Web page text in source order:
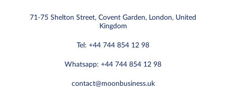
71-75 Shelton Street, Covent Garden, London, United
Kingdom
Tel: +44 744 854 12 98
Whatsapp: +44 744 854 12 98
contact@moonbusiness.uk